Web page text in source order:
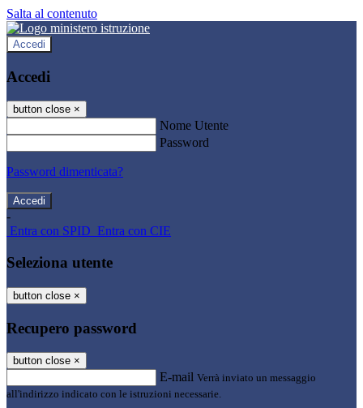
Salta al contenuto
Accedi
Accedi
button close ×
Nome Utente
Password
Password dimenticata?
-
Entra con SPID Entra con CIE
Seleziona utente
button close ×
Recupero password
button close ×
E-mail Verrà inviato un messaggio
all'indirizzo indicato con le istruzioni necessarie.